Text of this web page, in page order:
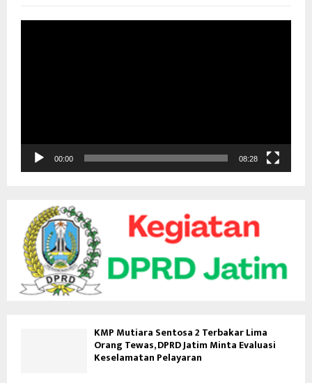
i
e
00:00 08:28
KMP Mutiara Sentosa 2 Terbakar Lima
Orang Tewas, DPRD Jatim Minta Evaluasi
Keselamatan Pelayaran